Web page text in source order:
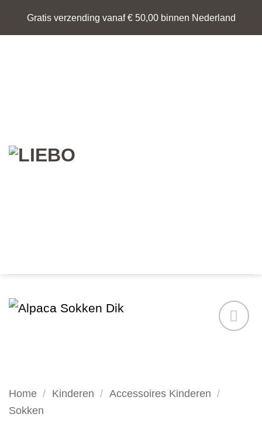
Gratis verzending vanaf € 50,00 binnen Nederland
Home / Kinderen / Accessoires Kinderen /
Sokken